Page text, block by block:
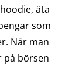
äta
som
När man
på börsen